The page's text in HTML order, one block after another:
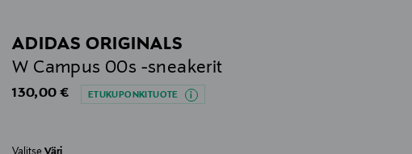
ADIDAS ORIGINALS
W Campus 00s -sneakerit
Original Price
130,00 € ETUKUPONKITUOTE